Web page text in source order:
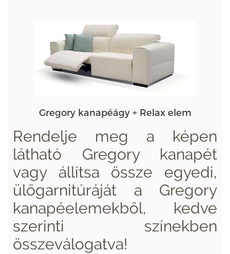
Gregory kanapéágy + Relax elem
Rendelje meg a képen
látható Gregory kanapét
vagy állítsa össze egyedi,
ülőgarnitúráját a Gregory
kanapéelemekből, kedve
szerinti színekben
összeválogatva!